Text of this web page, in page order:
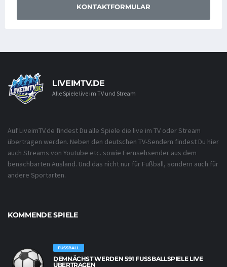
KONTAKTFORMULAR
LIVEIMTV.DE
Alle Spiele live im TV und Stream
Auf LiveimTV.de findest Du alle Spiele die live im TV oder Stream
übertragen werden. Neben den deutschen TV-Sendern findest Du hier
auch Streams von Youtube etc. sowie Fernsehsender aus dem
benachbarten Ausland. Und das nicht nur für Fußball, sondern auch für
andere Sportarten.
KOMMENDE SPIELE
FUSSBALL
DEMNÄCHST WERDEN 591 FUSSBALLSPIELE LIVE Ü
BERTRAGEN